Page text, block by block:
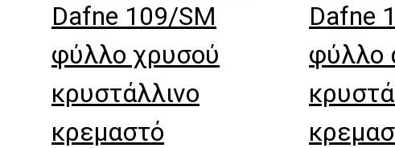
Dafne 109/SM
φύλλο χρυσού
κρυστάλλινο
κρεμαστό
Dafne
φύλλο